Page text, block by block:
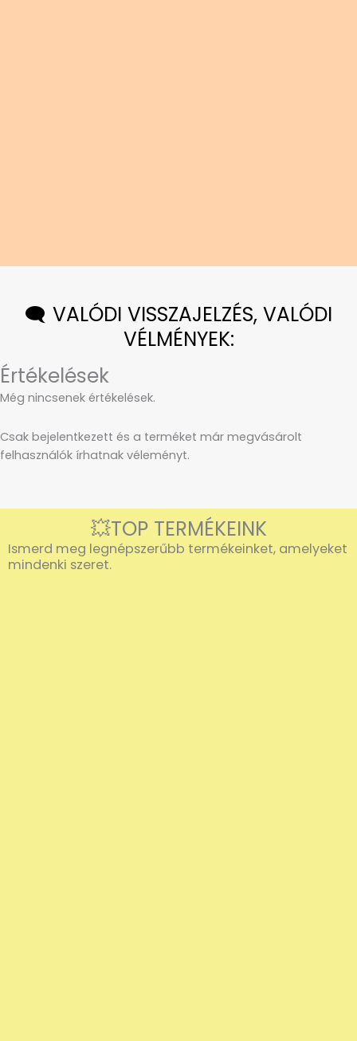
🗨️ VALÓDI VISSZAJELZÉS, VALÓDI
VÉLMÉNYEK:
Értékelések
Még nincsenek értékelések.
Csak bejelentkezett és a terméket már megvásárolt
felhasználók írhatnak véleményt.
💥TOP TERMÉKEINK
Ismerd meg legnépszerűbb termékeinket, amelyeket
mindenki szeret.